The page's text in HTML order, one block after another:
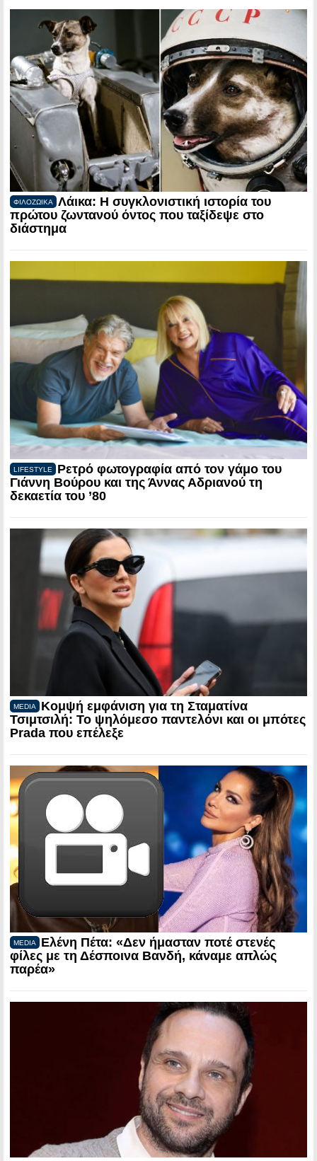
ΦΙΛΟΖΩΙΚΑ
Λάικα: Η συγκλονιστική ιστορία του
πρώτου ζωντανού όντος που ταξίδεψε στο
διάστημα
LIFESTYLE
Ρετρό φωτογραφία από τον γάμο του
Γιάννη Βούρου και της Άννας Αδριανού τη
δεκαετία του ’80
MEDIA
Κομψή εμφάνιση για τη Σταματίνα
Τσιμτσιλή: Το ψηλόμεσο παντελόνι και οι μπότες
Prada που επέλεξε
MEDIA
Ελένη Πέτα: «Δεν ήμασταν ποτέ στενές
φίλες με τη Δέσποινα Βανδή, κάναμε απλώς
παρέα»